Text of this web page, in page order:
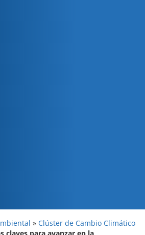
» Clúster de Cambio Climático
claves para avanzar en la